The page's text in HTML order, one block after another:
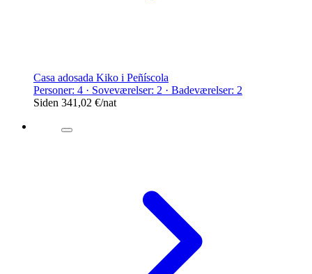
Casa adosada Kiko i Peñíscola
Personer: 4 · Soveværelser: 2 · Badeværelser: 2
Siden 341,02 €/nat